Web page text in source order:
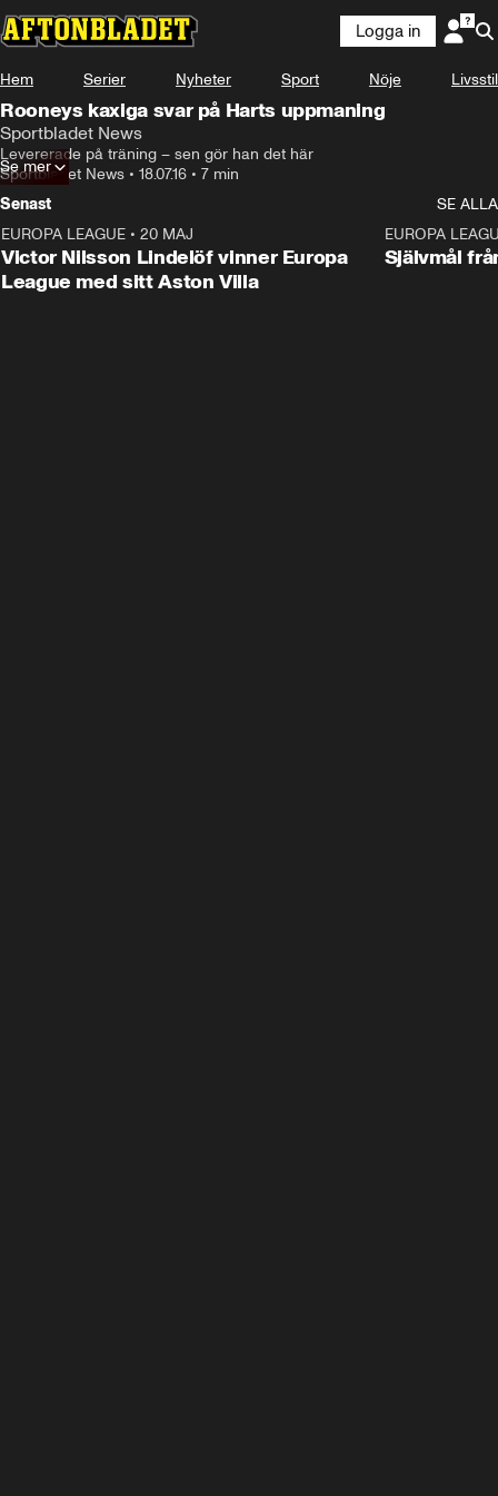
Logga in
Hem Serier Nyheter Sport Nöje Livsstil
Rooneys kaxiga svar på Harts uppmaning
Sportbladet News
Levererade på träning – sen gör han det här
Sportbladet News • 18.07.16 • 7 min
Se mer
Senast
SE ALLA
EUROPA LEAGUE • 20 MAJ
Victor Nilsson Lindelöf vinner Europa
League med sitt Aston Villa
EUROPA
Självmål